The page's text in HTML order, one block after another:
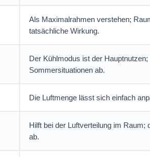
Als Maximalrahmen verstehen;
tatsächliche Wirkung.
Der Kühlmodus ist der
Sommersituationen ab.
Die Luftmenge lässt sich einfach
Hilft bei der Luftverteilung im Raum;
ab.